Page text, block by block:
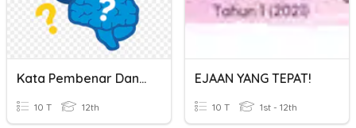
Kata Pembenar Dan Kata Pangkal Ayat
10 T 12th
EJAAN YANG TEPAT!
10 T 1st - 12th